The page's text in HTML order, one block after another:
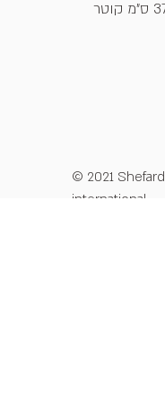
© 2021 Shefard
international